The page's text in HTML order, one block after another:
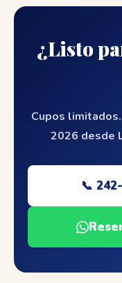
¿Listo
Cupos
2026 desde
📞